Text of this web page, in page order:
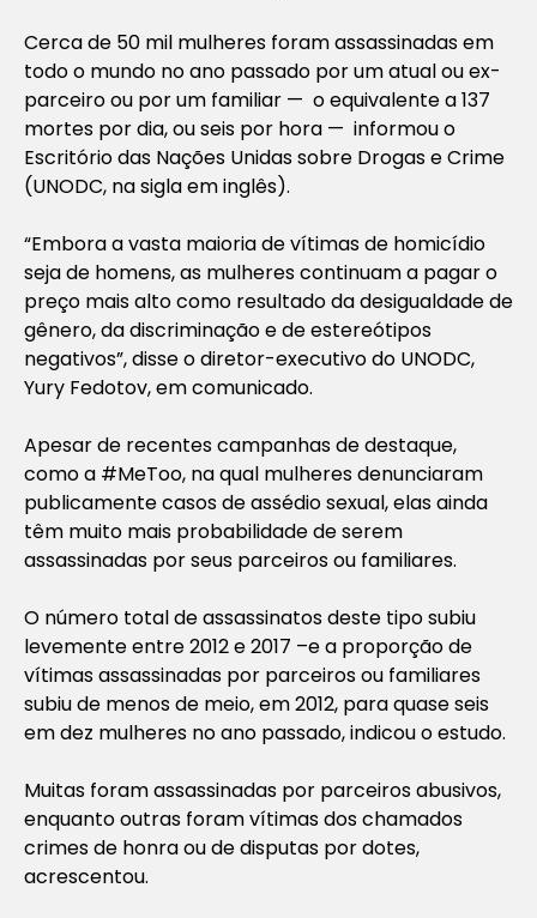
Cerca de 50 mil mulheres foram assassinadas em
todo o mundo no ano passado por um atual ou ex-
parceiro ou por um familiar — o equivalente a 137
mortes por dia, ou seis por hora — informou o
Escritório das Nações Unidas sobre Drogas e Crime
(UNODC, na sigla em inglês).
“Embora a vasta maioria de vítimas de homicídio
seja de homens, as mulheres continuam a pagar o
preço mais alto como resultado da desigualdade de
gênero, da discriminação e de estereótipos
negativos”, disse o diretor-executivo do UNODC,
Yury Fedotov, em comunicado.
Apesar de recentes campanhas de destaque,
como a #MeToo, na qual mulheres denunciaram
publicamente casos de assédio sexual, elas ainda
têm muito mais probabilidade de serem
assassinadas por seus parceiros ou familiares.
O número total de assassinatos deste tipo subiu
levemente entre 2012 e 2017 –e a proporção de
vítimas assassinadas por parceiros ou familiares
subiu de menos de meio, em 2012, para quase seis
em dez mulheres no ano passado, indicou o estudo.
Muitas foram assassinadas por parceiros abusivos,
enquanto outras foram vítimas dos chamados
crimes de honra ou de disputas por dotes,
acrescentou.